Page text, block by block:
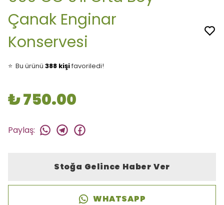
Çanak Enginar
Konservesi
👀 Şu an33 kişiinceliyor!
🛒 73 kişisepetine ekledi!
🚚
Hızlı teslimat yapılıyor!
₺ 750.00
Paylaş:
Stoğa Gelince Haber Ver
WHATSAPP